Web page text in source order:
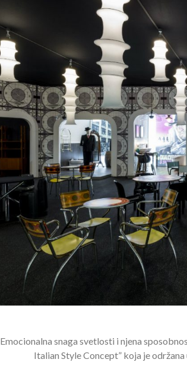
Emocionalna snaga svetlosti i njena
Italian Style Concept” koja je